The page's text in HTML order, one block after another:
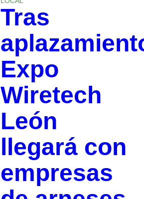
Tras
Expo
Wiretech
León
llegará con
empresas